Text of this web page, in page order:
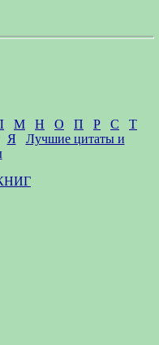
М Н О П Р С
Т
Я
Лучшие цитаты и